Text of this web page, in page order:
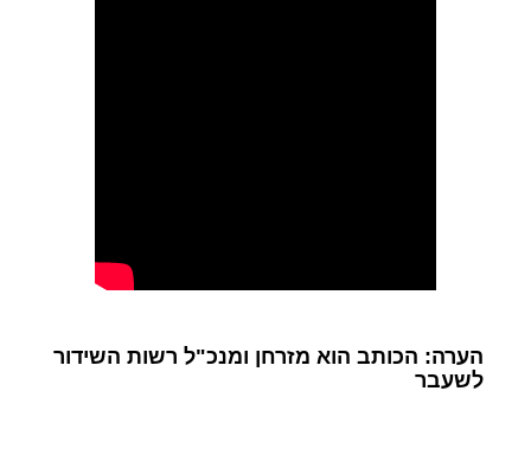
הערה: הכותב הוא מזרחן ומנכ"ל רשות השידור
לשעבר